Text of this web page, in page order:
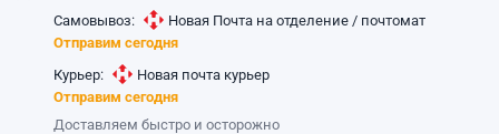
Самовывоз:
Новая Почта на отделение / почтомат
Отправим сегодня
Курьер:
Новая почта курьер
Отправим сегодня
Доставляем быстро и осторожно